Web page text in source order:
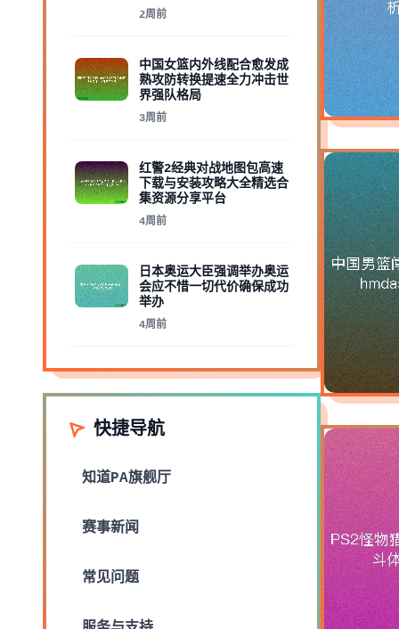
2周前
中国女篮内外线配合愈发成
熟攻防转换提速全力冲击世
界强队格局
3周前
红警2经典对战地图包高速
下载与安装攻略大全精选合
集资源分享平台
4周前
日本奥运大臣强调举办奥运
会应不惜一切代价确保成功
举办
4周前
快捷导航
知道PA旗舰厅
赛事新闻
常见问题